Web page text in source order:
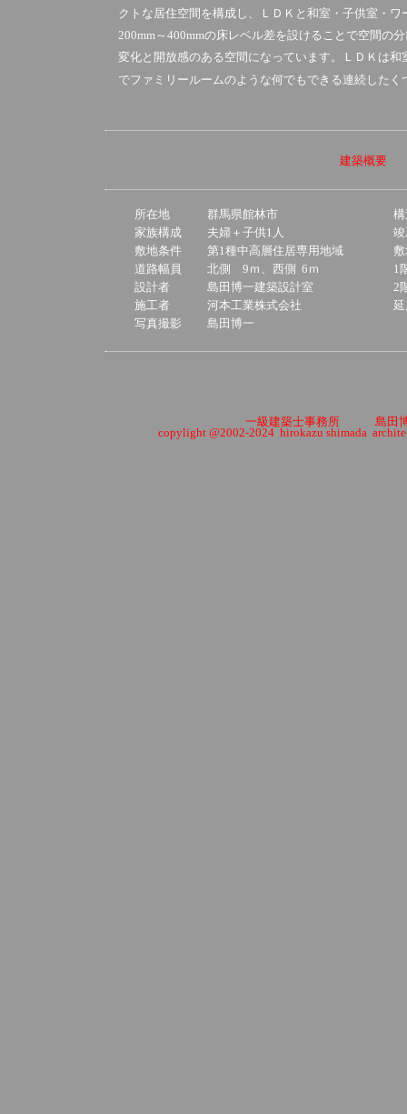
クトな居住空間を構成し、ＬＤＫと和室・子供室・ワ
200mm ～ 400mmの床レベル差を設けることで空間の
変化と開放感のある空間になっています。ＬＤＫは和
でファミリールームのような何でもできる連続したく
建築概要
所在地 群馬県館林市
家族構成
夫婦＋子供1人
敷地条件
第1種中高層住居専用地域
道路幅員
北側 9ｍ、西側 6ｍ
1
設計者
島田博一建築設計室
2
施工者
河本工業株式会社
写真撮影
島田博一
一級建築士事務所 島田
copylight @2002-2024 hirokazu shimada